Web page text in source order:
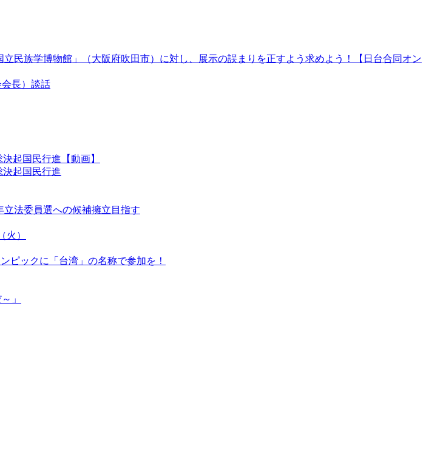
民族学博物館」（大阪府吹田市）に対し、展示の誤まりを正すよう求めよう！【日台合同オン
長）談話
起国民行進【動画】
起国民行進
法委員選への候補擁立目指す
）
ピックに「台湾」の名称で参加を！
」